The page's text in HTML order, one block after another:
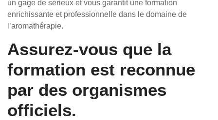
un gage de sérieux et vous garantit une formation
enrichissante et professionnelle dans le domaine de
l’aromathérapie.
Assurez-vous que la
formation est reconnue
par des organismes
officiels.